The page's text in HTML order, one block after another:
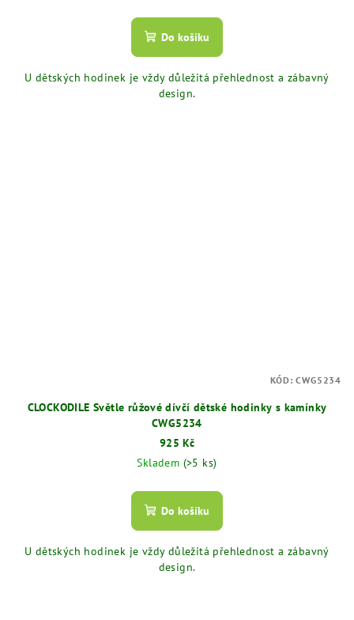
Do košíku
U dětských hodinek je vždy důležitá přehlednost a zábavný
design.
CLOCKODILE Světle růžové dívčí dětské hodinky s kamínky
CWG5234
925 Kč
Skladem (>5 ks)
Do košíku
U dětských hodinek je vždy důležitá přehlednost a zábavný
design.
KÓD:CWG5234